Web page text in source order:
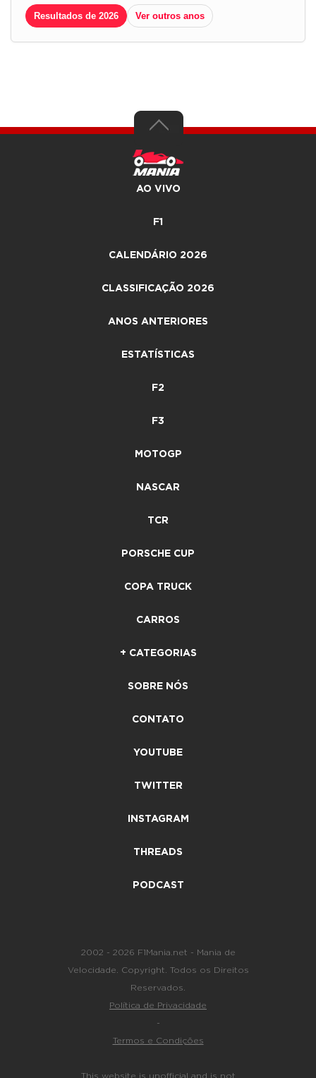
Resultados de 2026 Ver outros anos
AO VIVO
F1
CALENDÁRIO 2026
CLASSIFICAÇÃO 2026
ANOS ANTERIORES
ESTATÍSTICAS
F2
F3
MOTOGP
NASCAR
TCR
PORSCHE CUP
COPA TRUCK
CARROS
+ CATEGORIAS
SOBRE NÓS
CONTATO
YOUTUBE
TWITTER
INSTAGRAM
THREADS
PODCAST
2002 - 2026 F1Mania.net - Mania de
Velocidade. Copyright. Todos os Direitos
Reservados.
Política de Privacidade
-
Termos e Condições
This website is unofficial and is not